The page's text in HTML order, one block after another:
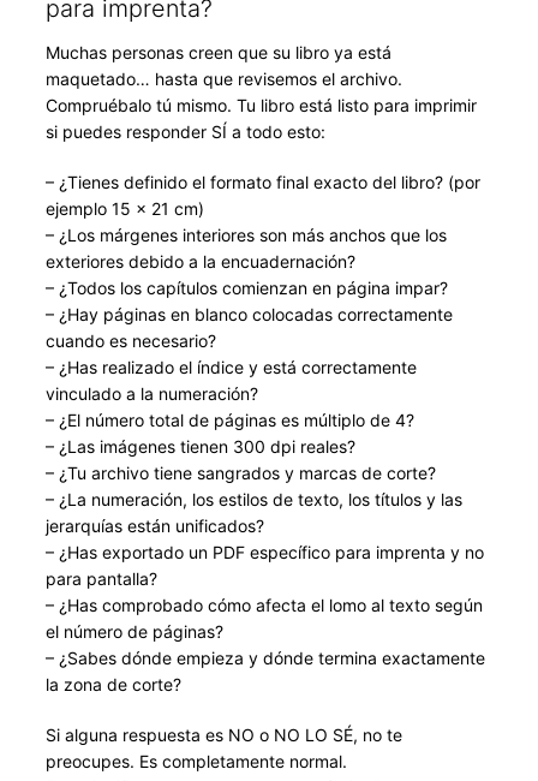
para imprenta?
Muchas personas creen que su libro ya está
maquetado… hasta que revisemos el archivo.
Compruébalo tú mismo. Tu libro está listo para imprimir
si puedes responder SÍ a todo esto:
– ¿Tienes definido el formato final exacto del libro? (por
ejemplo 15 × 21 cm)
– ¿Los márgenes interiores son más anchos que los
exteriores debido a la encuadernación?
– ¿Todos los capítulos comienzan en página impar?
– ¿Hay páginas en blanco colocadas correctamente
cuando es necesario?
– ¿Has realizado el índice y está correctamente
vinculado a la numeración?
– ¿El número total de páginas es múltiplo de 4?
– ¿Las imágenes tienen 300 dpi reales?
– ¿Tu archivo tiene sangrados y marcas de corte?
– ¿La numeración, los estilos de texto, los títulos y las
jerarquías están unificados?
– ¿Has exportado un PDF específico para imprenta y no
para pantalla?
– ¿Has comprobado cómo afecta el lomo al texto según
el número de páginas?
– ¿Sabes dónde empieza y dónde termina exactamente
la zona de corte?
Si alguna respuesta es NO o NO LO SÉ, no te
preocupes. Es completamente normal.